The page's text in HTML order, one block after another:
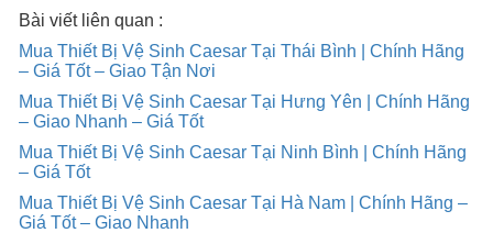
Bài viết liên quan :
Mua Thiết Bị Vệ Sinh Caesar Tại Thái Bình | Chính Hãng
– Giá Tốt – Giao Tận Nơi
Mua Thiết Bị Vệ Sinh Caesar Tại Hưng Yên | Chính Hãng
– Giao Nhanh – Giá Tốt
Mua Thiết Bị Vệ Sinh Caesar Tại Ninh Bình | Chính Hãng
– Giá Tốt
Mua Thiết Bị Vệ Sinh Caesar Tại Hà Nam | Chính Hãng –
Giá Tốt – Giao Nhanh